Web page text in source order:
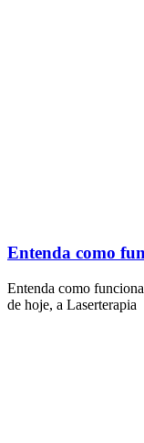
Entenda como
Entenda como
de hoje, a Laserterapia